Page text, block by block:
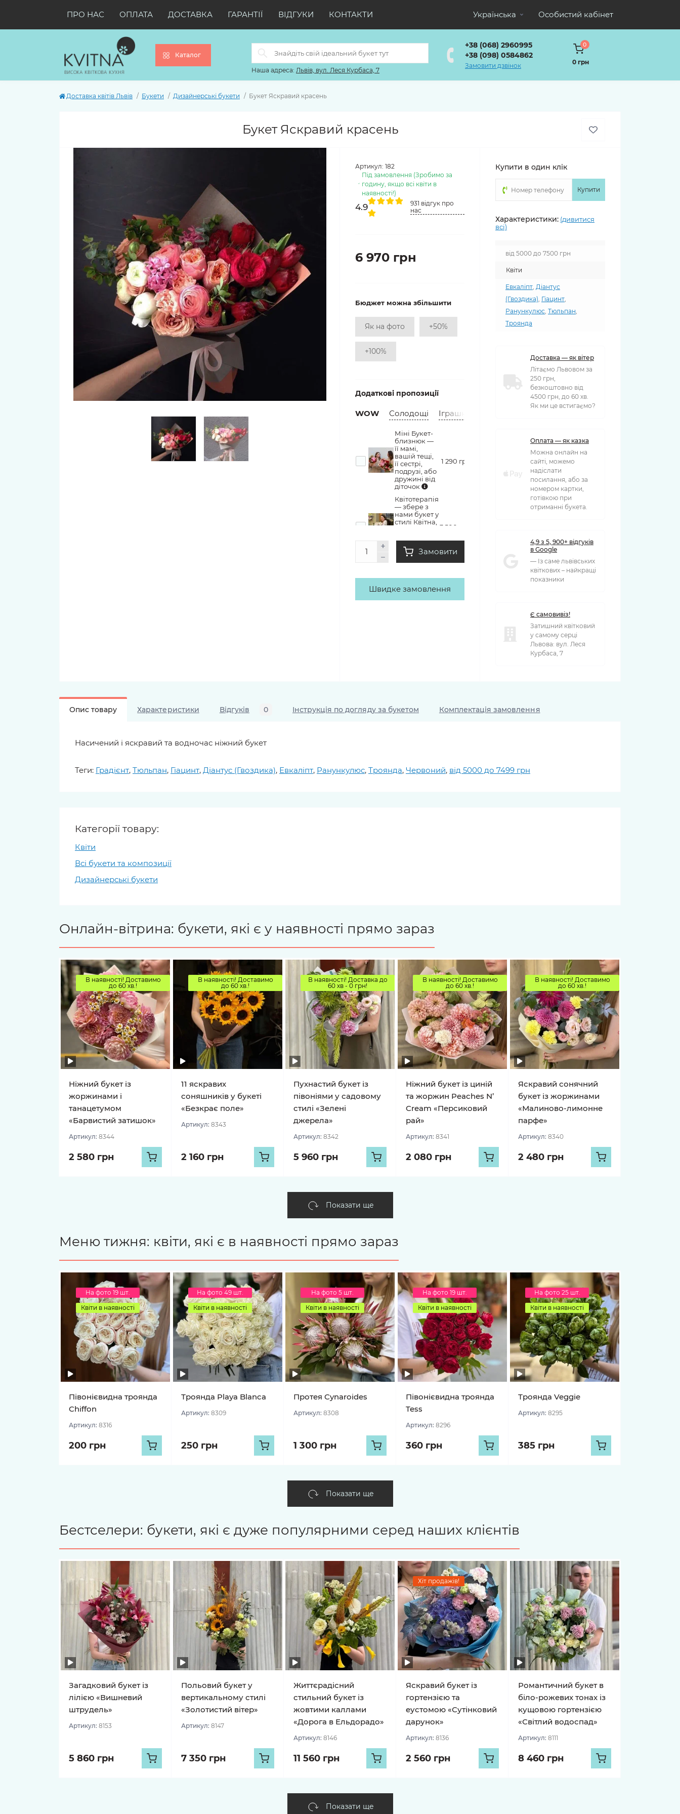
ПРО НАС ОПЛАТА ДОСТАВКА ГАРАНТІЇ ВІДГУКИ КОНТАКТИ Українська Особистий кабінет
Каталог
Наша адреса: Львів, вул. Леся Курбаса, 7
+38 (068) 2960995
+38 (098) 0584862
Замовити дзвінок
0
0 грн
Доставка квітів Львів Букети Дизайнерські букети Букет Яскравий красень
Букет Яскравий красень
Артикул: 182
Під замовлення (Зробимо за
годину, якщо всі квіти в
наявності!)
4.9
931 відгук про
нас
6 970 грн
Бюджет можна збільшити
Як на фото +50%
+100%
Додаткові пропозиції
WOW Солодощі Іграшки
Міні Букет-
близнюк —
її мамі,
вашій тещі,
її сестрі,
подрузі, або
дружині від
діточок
1 290 грн
Квітотерапія
— збере з
нами букет у
стилі Квітна,
емоцій
3 500 грн
Замовити
Швидке замовлення
Купити в один клік
Купити
Характеристики: (дивитися
всі)
від 5000 до 7500 грн
Квіти
Евкаліпт, Діантус
(Гвоздика), Гіацинт,
Ранункулюс, Тюльпан,
Троянда
Доставка — як вітер
Літаємо Львовом за
250 грн,
безкоштовно від
4500 грн, до 60 хв.
Як ми це встигаємо?
Оплата — як казка
Можна онлайн на
сайті, можемо
надіслати
посилання, або за
номером картки,
готівкою при
отриманні букета.
4,9 з 5, 900+ відгуків
в Google
— Із саме львівських
квіткових – найкращі
показники
Є самовивіз!
Затишний квітковий
у самому серці
Львова: вул. Леся
Курбаса, 7
Опис товару Характеристики Відгуків 0 Інструкція по догляду за букетом Комплектація замовлення
Насичений і яскравий та водночас ніжний букет
Теги: Градієнт, Тюльпан, Гіацинт, Діантус (Гвоздика), Евкаліпт, Ранункулюс, Троянда, Червоний, від 5000 до 7499 грн
Категорії товару:
Квіти
Всі букети та композиції
Дизайнерські букети
Онлайн-вітрина: букети, які є у наявності прямо зараз
В наявності! Доставимо
до 60 хв.!
Ніжний букет із
жоржинами і
танацетумом
«Барвистий затишок»
Артикул: 8344
2 580 грн
В наявності! Доставимо
до 60 хв.!
11 яскравих
соняшників у букеті
«Безкрає поле»
Артикул: 8343
2 160 грн
В наявності! Доставка до
60 хв - 0 грн!
Пухнастий букет із
півоніями у садовому
стилі «Зелені
джерела»
Артикул: 8342
5 960 грн
В наявності! Доставимо
до 60 хв.!
Ніжний букет із циній
та жоржин Peaches N’
Cream «Персиковий
рай»
Артикул: 8341
2 080 грн
В наявності! Доставимо
до 60 хв.!
Яскравий сонячний
букет із жоржинами
«Малиново-лимонне
парфе»
Артикул: 8340
2 480 грн
Показати ще
Меню тижня: квіти, які є в наявності прямо зараз
На фото 19 шт.
Квіти в наявності
Півонієвидна троянда
Chiffon
Артикул: 8316
200 грн
На фото 49 шт.
Квіти в наявності
Троянда Playa Blanca
Артикул: 8309
250 грн
На фото 5 шт.
Квіти в наявності
Протея Cynaroides
Артикул: 8308
1 300 грн
На фото 19 шт.
Квіти в наявності
Півонієвидна троянда
Tess
Артикул: 8296
360 грн
На фото 25 шт.
Квіти в наявності
Троянда Veggie
Артикул: 8295
385 грн
Показати ще
Бестселери: букети, які є дуже популярними серед наших клієнтів
Загадковий букет із
лілією «Вишневий
штрудель»
Артикул: 8153
5 860 грн
Польовий букет у
вертикальному стилі
«Золотистий вітер»
Артикул: 8147
7 350 грн
Життєрадісний
стильний букет із
жовтими каллами
«Дорога в Ельдорадо»
Артикул: 8146
11 560 грн
Хіт продажів!
Яскравий букет із
гортензією та
еустомою «Сутінковий
дарунок»
Артикул: 8136
2 560 грн
Романтичний букет в
біло-рожевих тонах із
кущовою гортензією
«Світлий водоспад»
Артикул: 8111
8 460 грн
Показати ще